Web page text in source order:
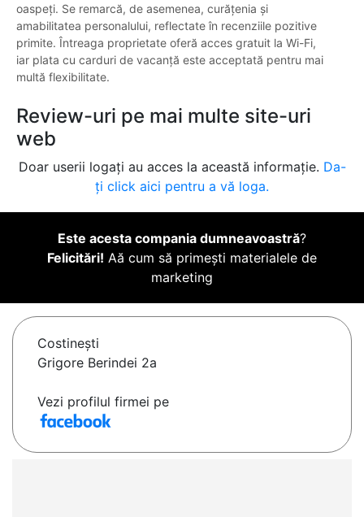
oaspeți. Se remarcă, de asemenea, curățenia și
amabilitatea personalului, reflectate în recenziile pozitive
primite. Întreaga proprietate oferă acces gratuit la Wi-Fi,
iar plata cu carduri de vacanță este acceptată pentru mai
multă flexibilitate.
Review-uri pe mai multe site-uri
web
Doar userii logați au acces la această informație. Da-
ți click aici pentru a vă loga.
Este acesta compania dumneavoastră?
Felicitări! Aă cum să primești materialele de
marketing
Costineşti
Grigore Berindei 2a
Vezi profilul firmei pe